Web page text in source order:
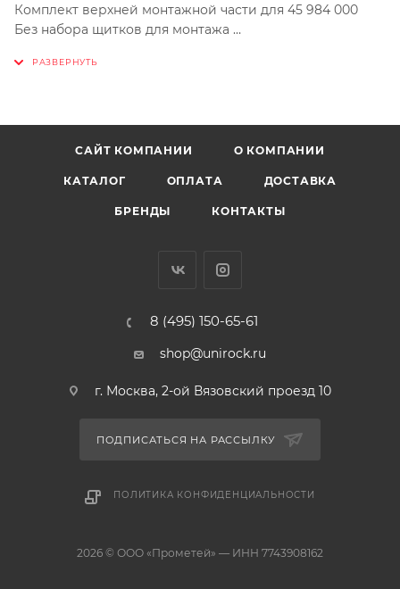
Комплект верхней монтажной части для 45 984 000
Без набора щитков для монтажа
Излив с аэратором
Рекомендованное минимальное давление 1.0 бар
САЙТ КОМПАНИИ О КОМПАНИИ
КАТАЛОГ ОПЛАТА ДОСТАВКА
БРЕНДЫ КОНТАКТЫ
8 (495) 150-65-61
shop@unirock.ru
г. Москва, 2-ой Вязовский проезд 10
ПОДПИСАТЬСЯ НА РАССЫЛКУ
ПОЛИТИКА КОНФИДЕНЦИАЛЬНОСТИ
2026 © ООО «Прометей» — ИНН 7743908162